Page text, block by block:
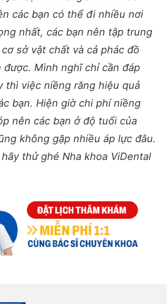
các bạn có thể đi nhiều nơi
nhất, các bạn nên tập trung
sở vật chất và cả phác đồ
được. Mình nghĩ chỉ cần đáp
thì việc niềng răng hiệu quả
bạn. Hiện giờ chi phí niềng
nên các bạn ở độ tuổi của
không gặp nhiều áp lực đâu.
thử ghé Nha khoa ViDental